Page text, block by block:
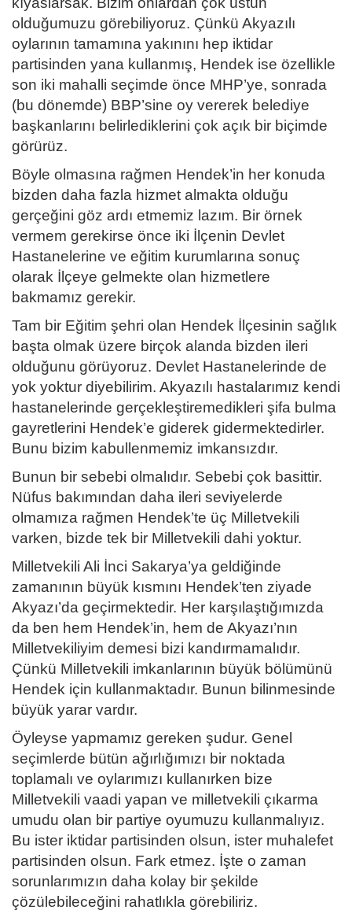
olduğumuzu görebiliyoruz. Çünkü Akyazılı
oylarının tamamına yakınını hep iktidar
partisinden yana kullanmış, Hendek ise özellikle
son iki mahalli seçimde önce MHP’ye, sonrada
(bu dönemde) BBP’sine oy vererek belediye
başkanlarını belirlediklerini çok açık bir biçimde
görürüz.
Böyle olmasına rağmen Hendek’in her konuda
bizden daha fazla hizmet almakta olduğu
gerçeğini göz ardı etmemiz lazım. Bir örnek
vermem gerekirse önce iki İlçenin Devlet
Hastanelerine ve eğitim kurumlarına sonuç
olarak İlçeye gelmekte olan hizmetlere
bakmamız gerekir.
Tam bir Eğitim şehri olan Hendek İlçesinin sağlık
başta olmak üzere birçok alanda bizden ileri
olduğunu görüyoruz. Devlet Hastanelerinde de
yok yoktur diyebilirim. Akyazılı hastalarımız kendi
hastanelerinde gerçekleştiremedikleri şifa bulma
gayretlerini Hendek’e giderek gidermektedirler.
Bunu bizim kabullenmemiz imkansızdır.
Bunun bir sebebi olmalıdır. Sebebi çok basittir.
Nüfus bakımından daha ileri seviyelerde
olmamıza rağmen Hendek’te üç Milletvekili
varken, bizde tek bir Milletvekili dahi yoktur.
Milletvekili Ali İnci Sakarya’ya geldiğinde
zamanının büyük kısmını Hendek’ten ziyade
Akyazı’da geçirmektedir. Her karşılaştığımızda
da ben hem Hendek’in, hem de Akyazı’nın
Milletvekiliyim demesi bizi kandırmamalıdır.
Çünkü Milletvekili imkanlarının büyük bölümünü
Hendek için kullanmaktadır. Bunun bilinmesinde
büyük yarar vardır.
Öyleyse yapmamız gereken şudur. Genel
seçimlerde bütün ağırlığımızı bir noktada
toplamalı ve oylarımızı kullanırken bize
Milletvekili vaadi yapan ve milletvekili çıkarma
umudu olan bir partiye oyumuzu kullanmalıyız.
Bu ister iktidar partisinden olsun, ister muhalefet
partisinden olsun. Fark etmez. İşte o zaman
sorunlarımızın daha kolay bir şekilde
çözülebileceğini rahatlıkla görebiliriz.